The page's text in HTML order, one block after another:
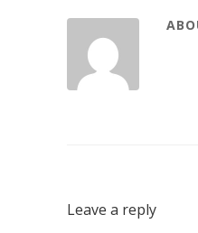
Leave a reply